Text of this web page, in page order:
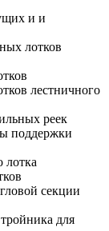
и и
лотков
лестничного
реек
поддержки
лотка
секции
для